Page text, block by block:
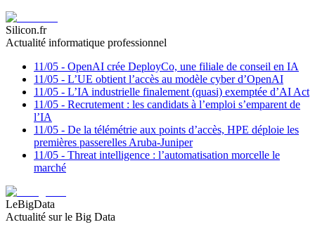
Silicon.fr
Actualité informatique professionnel
11/05 - OpenAI crée DeployCo, une filiale de conseil en IA
11/05 - L’UE obtient l’accès au modèle cyber d’OpenAI
11/05 - L’IA industrielle finalement (quasi) exemptée d’AI Act
11/05 - Recrutement : les candidats à l’emploi s’emparent de
l’IA
11/05 - De la télémétrie aux points d’accès, HPE déploie les
premières passerelles Aruba-Juniper
11/05 - Threat intelligence : l’automatisation morcelle le
marché
LeBigData
Actualité sur le Big Data